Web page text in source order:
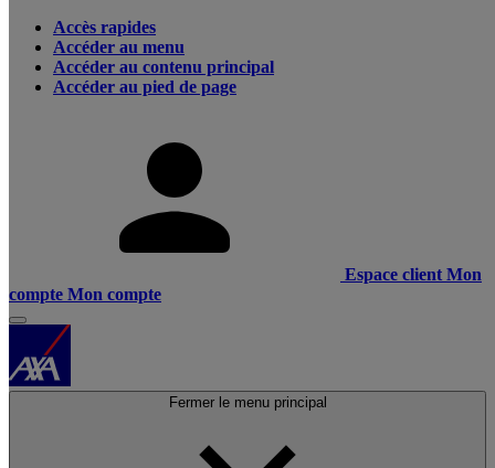
Accès rapides
Accéder au menu
Accéder au contenu principal
Accéder au pied de page
Espace client Mon
compte Mon compte
Fermer le menu principal